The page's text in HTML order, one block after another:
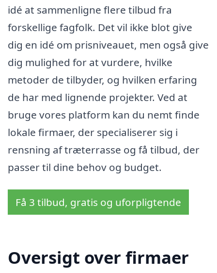
idé at sammenligne flere tilbud fra
forskellige fagfolk. Det vil ikke blot give
dig en idé om prisniveauet, men også give
dig mulighed for at vurdere, hvilke
metoder de tilbyder, og hvilken erfaring
de har med lignende projekter. Ved at
bruge vores platform kan du nemt finde
lokale firmaer, der specialiserer sig i
rensning af træterrasse og få tilbud, der
passer til dine behov og budget.
Få 3 tilbud, gratis og uforpligtende
Oversigt over firmaer